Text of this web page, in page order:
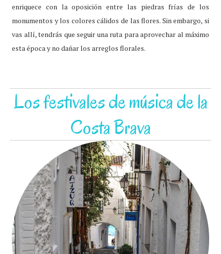
enriquece con la oposición entre las piedras frías de los
monumentos y los colores cálidos de las flores. Sin embargo, si
vas allí, tendrás que seguir una ruta para aprovechar al máximo
esta época y no dañar los arreglos florales.
Los festivales de música de la
Costa Brava